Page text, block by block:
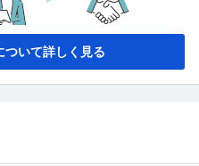
ついて詳しく見る